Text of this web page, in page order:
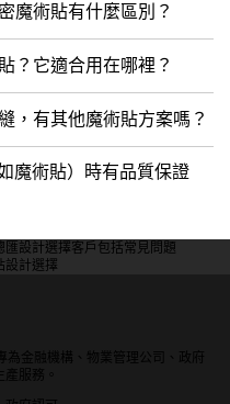
魔術貼有什麼區別？
？它適合用在哪裡？
，有其他魔術貼方案嗎？
魔術貼）時有品質保證
匯設計選擇客戶包括常見問題
設計選擇
金融機構、物業管理公司、政府
服務。